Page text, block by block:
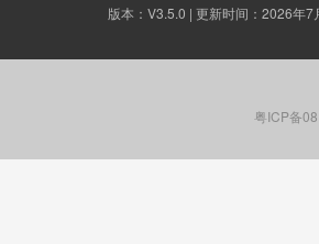
版本： V3.5.0 | 更新时间：2026年
粤ICP备